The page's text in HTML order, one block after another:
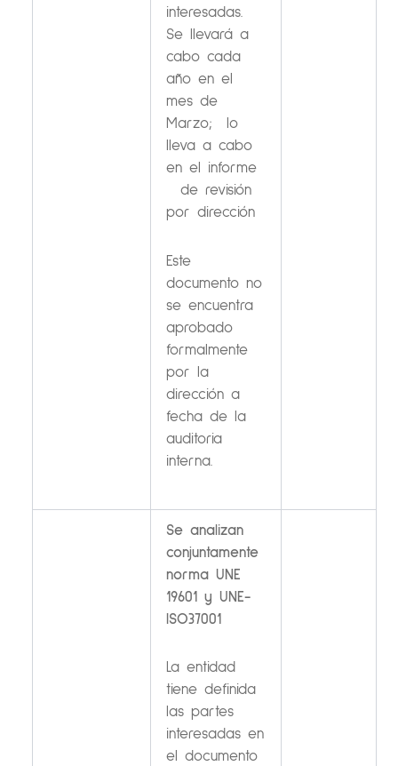
interesadas.
Se llevará a
cabo cada
año en el
mes de
Marzo; lo
lleva a cabo
en el informe
de revisión
por dirección
Este
documento no
se encuentra
aprobado
formalmente
por la
dirección a
fecha de la
auditoria
interna.
Se analizan
conjuntamente
norma UNE
19601 y UNE-
ISO37001
La entidad
tiene definida
las partes
interesadas en
el documento